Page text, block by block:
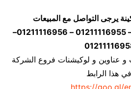
يرجى التواصل مع المبيعات
موبايل 01211116954 – 01211116955 – 01211116956–
و عناوين و لوكيشنات فروع الشركة
في هذا الرابط
https://goo.gl/